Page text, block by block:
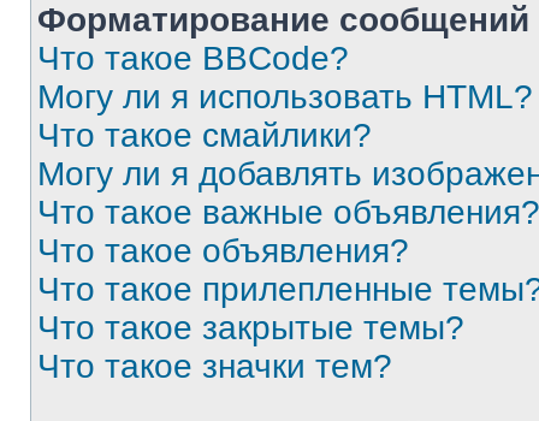
Форматирование
Что такое BBCode?
Могу ли я использовать HTML?
Что такое смайлики?
Могу ли я добавлять
Что такое важные объявления?
Что такое объявления?
Что такое прилепленные
Что такое закрытые темы?
Что такое значки тем?